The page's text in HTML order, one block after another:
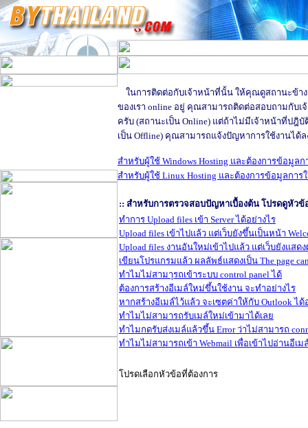
ในการติดต่อกับเจ้าหน้าที่นั้น ให้คุณดูสถานะข้า
ของเรา online อยู่ คุณสามารถติดต่อสอบถามกับเ
ครับ (สถานะเป็น Online) แต่ถ้าไม่มีเจ้าหน้าที่ปฎิ
เป็น Offline) คุณสามารถแจ้งปัญหาการใช้งานได้
สำหรับผู้ใช้ Windows Hosting และต้องการข้อมูล
สำหรับผู้ใช้ Linux Hosting และต้องการข้อมูลการ
:: สำหรับการตรวจสอบปัญหาเบื้องต้น โปรดดูหัว
ทำการ Upload files เข้า Server ได้อย่างไร
Upload files เข้าไปแล้ว แต่เว็บยังขึ้นเป็นหน้า
Upload files งานอันใหม่เข้าไปแล้ว แต่เว็บยังแสด
เขียนโปรแกรมแล้ว ผลลัพธ์แสดงเป็น The page
ทำไมไม่สามาุรถเข้าระบบ control panel ได้
ต้องการสร้างอีเมล์ใหม่ขึ้นใช้งาน จะทำอย่างไร
หากสร้างอีเมล์ไว้แล้ว จะเซตค่าให้กับ Outlook ได้
ทำไมไม่สามารถรับเมล์ใหม่เข้ามาได้เลย
ทำไมกดรับส่งเมล์แล้วขึ้น Error ว่าไม่สามารถ
ทำไมไม่สามารถเข้า Webmail เพื่อเข้าไปอ่านอีเม
โปรดเลือกหัวข้อที่ต้องการ